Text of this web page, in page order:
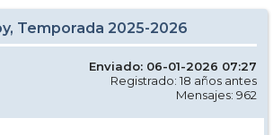
Temporada 2025-2026
Enviado: 06-01-2026 07:27
Registrado: 18 años antes
Mensajes: 962